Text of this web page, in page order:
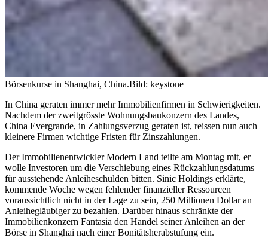
Börsenkurse in Shanghai, China.Bild: keystone
In China geraten immer mehr Immobilienfirmen in Schwierigkeiten.
Nachdem der zweitgrösste Wohnungsbaukonzern des Landes,
China Evergrande, in Zahlungsverzug geraten ist, reissen nun auch
kleinere Firmen wichtige Fristen für Zinszahlungen.
Der Immobilienentwickler Modern Land teilte am Montag mit, er
wolle Investoren um die Verschiebung eines Rückzahlungsdatums
für ausstehende Anleiheschulden bitten. Sinic Holdings erklärte,
kommende Woche wegen fehlender finanzieller Ressourcen
voraussichtlich nicht in der Lage zu sein, 250 Millionen Dollar an
Anleihegläubiger zu bezahlen. Darüber hinaus schränkte der
Immobilienkonzern Fantasia den Handel seiner Anleihen an der
Börse in Shanghai nach einer Bonitätsherabstufung ein.